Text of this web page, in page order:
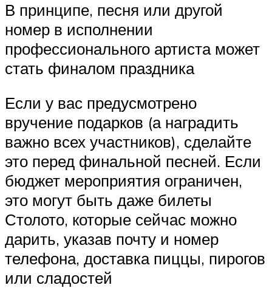
В принципе, песня или другой
номер в исполнении
профессионального артиста может
стать финалом праздника
Если у вас предусмотрено
вручение подарков (а наградить
важно всех участников), сделайте
это перед финальной песней. Если
бюджет мероприятия ограничен,
это могут быть даже билеты
Столото, которые сейчас можно
дарить, указав почту и номер
телефона, доставка пиццы, пирогов
или сладостей